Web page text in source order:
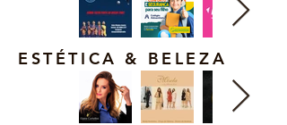
ESTÉTICA & BELEZA